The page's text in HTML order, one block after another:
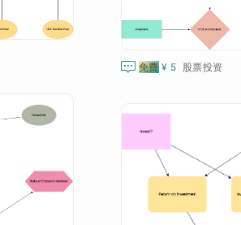
 免费 ¥ 5 股票投资